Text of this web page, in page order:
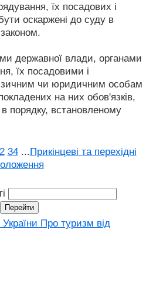
їх посадових і
оскаржені до суду в
державної влади, органами
їх посадовими і
чи юридичним особам
на них обов'язків,
порядку, встановленому
34 ...Прикінцеві та перехідні
Про туризм вiд